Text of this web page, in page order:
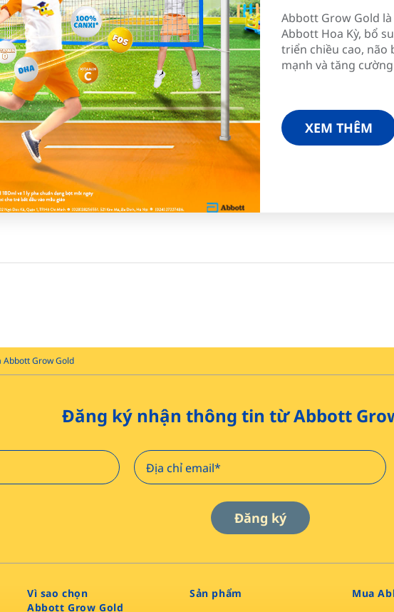
Abbott Grow Gold
Abbott Hoa Kỳ, bổ
triển chiều cao, não
mạnh và tăng
XEM THÊM
Abbott Grow Gold​
Đăng ký nhận thông tin từ Abbott
Đăng ký
Vì sao chọn
Abbott Grow Gold​
Sản phẩm​ Mua